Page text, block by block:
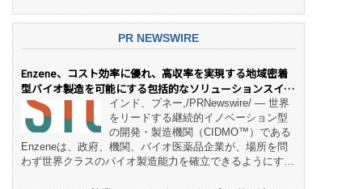
PR NEWSWIRE
Enzene、コスト効率に優れ、高収率を実現する地域密着
型バイオ製造を可能にする包括的なソリューションスイー
ト「NeX™」 をリリースインド、プネー,/PRNewswire/ — 世界
をリードする継続的イノベーション型
の開発・製造機関（CIDMO™）である
Enzeneは、政府、機関、バイオ医薬品企業が、場所を問
わず世界クラスのバイオ製造能力を確立できるようにす